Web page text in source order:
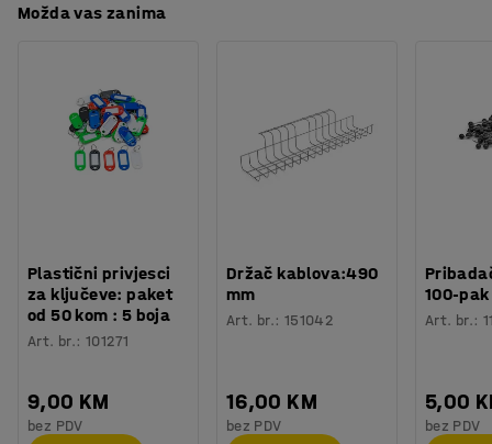
Možda vas zanima
Plastični privjesci
za ključeve: paket
od 50 kom : 5 boja
Art. br.:101271
9,00 KM
bez PDV
Držač kablova:490
mm
Art. br.: 151042
16,00 KM
bez PDV
100-pak
Art. br.:
5,00
bez PDV